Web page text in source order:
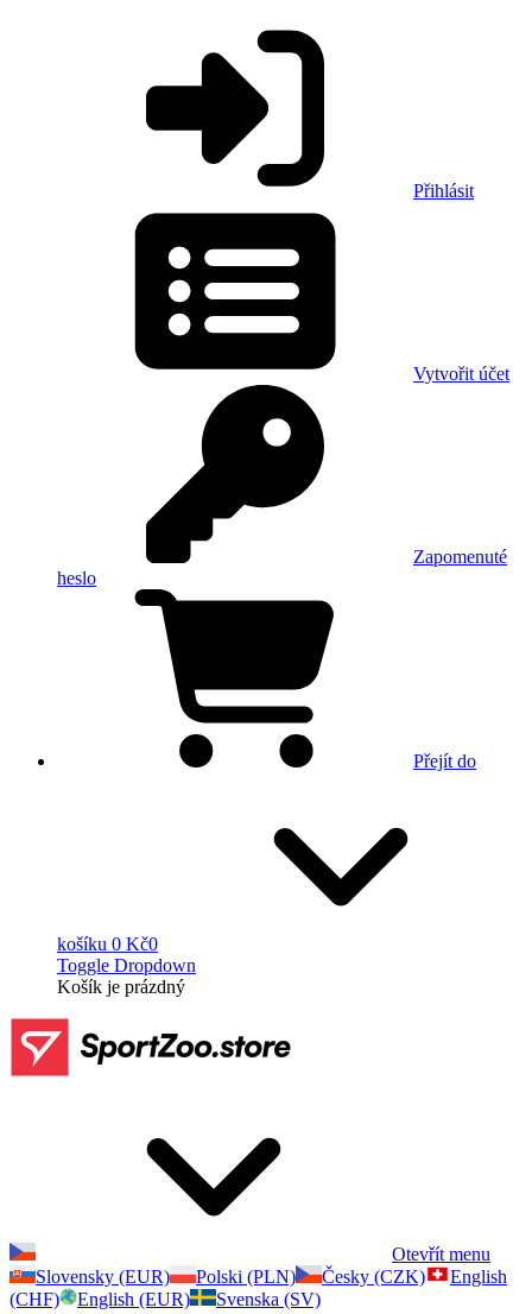
Přihlásit
Vytvořit účet
Zapomenuté
heslo
Přejít do
košíku 0 Kč0
Toggle Dropdown
Košík je prázdný
Otevřít menu
Slovensky (EUR)
Polski (PLN) Česky (CZK)
English
(CHF)
English (EUR) Svenska (SV)